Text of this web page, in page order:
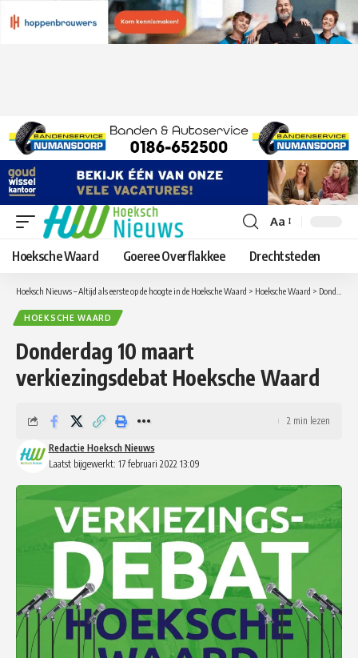
Lettergrootte
aanpassen
Aa
Hoeksche Waard Goeree Overflakkee Drechtsteden
Hoeksch Nieuws – Altijd als eerste op de hoogte in de Hoeksche Waard > Hoeksche Waard > Donderdag 10 maart verkiezingsdebat Hoeksche Waard
HOEKSCHE WAARD
Donderdag 10 maart
verkiezingsdebat Hoeksche Waard
Laatst bijgewerkt: 17 februari 2022 13:09
Redactie Hoeksch Nieuws
2 min lezen